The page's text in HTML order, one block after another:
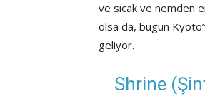
ve sıcak ve nemden
olsa da, bugün
geliyor.
Shrine